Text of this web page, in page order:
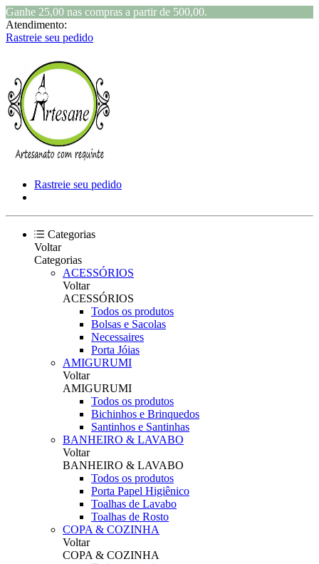
Ganhe 25,00 nas compras a partir de 500,00.
Atendimento:
Rastreie seu pedido
Rastreie seu pedido
Categorias
Voltar
Categorias
ACESSÓRIOS
Voltar
ACESSÓRIOS
Todos os produtos
Bolsas e Sacolas
Necessaires
Porta Jóias
AMIGURUMI
Voltar
AMIGURUMI
Todos os produtos
Bichinhos e Brinquedos
Santinhos e Santinhas
BANHEIRO & LAVABO
Voltar
BANHEIRO & LAVABO
Todos os produtos
Porta Papel Higiênico
Toalhas de Lavabo
Toalhas de Rosto
COPA & COZINHA
Voltar
COPA & COZINHA